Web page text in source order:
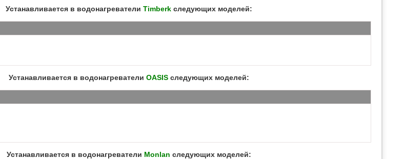
Устанавливается в водонагреватели Timberkследующих моделей:
Устанавливается в водонагреватели OASISследующих моделей:
Устанавливается в водонагреватели Monlan следующих моделей: